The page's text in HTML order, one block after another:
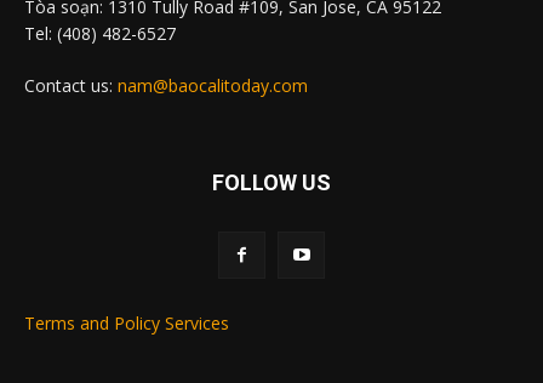
Tòa soạn: 1310 Tully Road #109, San Jose, CA 95122
Tel: (408) 482-6527
Contact us: nam@baocalitoday.com
FOLLOW US
Terms and Policy Services